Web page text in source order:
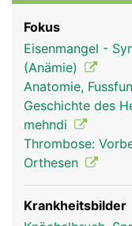
Rubriken
Streckung im
teilweise auch für
Zehen und für
Fokus
Eisenmangel -
(Anämie)
Anatomie,
Geschichte des
mehndi
Thrombose:
Orthesen
Krankheitsbilder